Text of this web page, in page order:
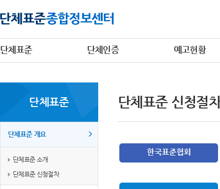
단체표준 단체인증 예고현황
단체표준
단체표준 개요
단체표준 소개
단체표준 신청절차
단체표준 신청절